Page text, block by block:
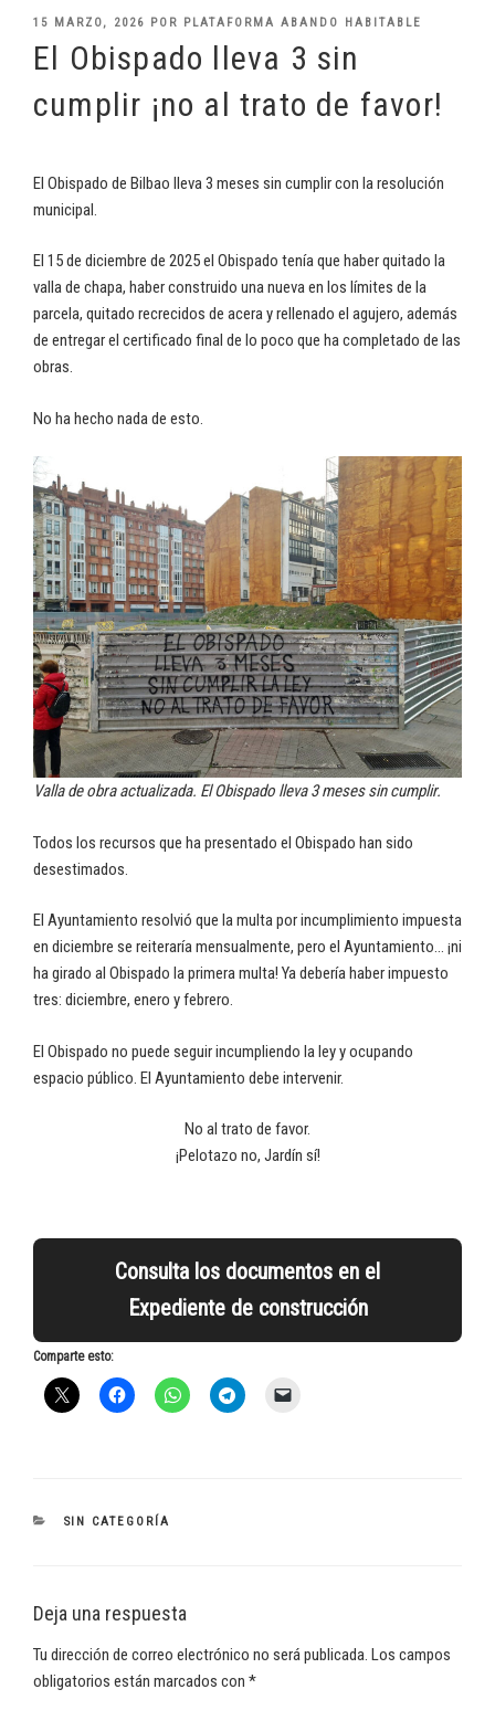
PUBLICADO
15 MARZO, 2026 POR PLATAFORMA ABANDO HABITABLE
El Obispado lleva 3 sin
cumplir ¡no al trato de favor!
El Obispado de Bilbao lleva 3 meses sin cumplir con la resolución
municipal.
El 15 de diciembre de 2025 el Obispado tenía que haber quitado la
valla de chapa, haber construido una nueva en los límites de la
parcela, quitado recrecidos de acera y rellenado el agujero, además
de entregar el certificado final de lo poco que ha completado de las
obras.
No ha hecho nada de esto.
Valla de obra actualizada. El Obispado lleva 3 meses sin cumplir.
Todos los recursos que ha presentado el Obispado han sido
desestimados.
El Ayuntamiento resolvió que la multa por incumplimiento impuesta
en diciembre se reiteraría mensualmente, pero el Ayuntamiento… ¡ni
ha girado al Obispado la primera multa! Ya debería haber impuesto
tres: diciembre, enero y febrero.
El Obispado no puede seguir incumpliendo la ley y ocupando
espacio público. El Ayuntamiento debe intervenir.
No al trato de favor.
¡Pelotazo no, Jardín sí!
Consulta los documentos en el
Expediente de construcción
Comparte esto:
CATEGORÍAS
SIN CATEGORÍA
Deja una respuesta
Tu dirección de correo electrónico no será publicada. Los campos
obligatorios están marcados con *